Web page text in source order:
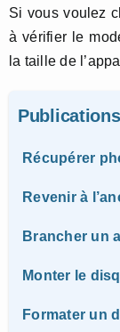
Si vous voulez
à vérifier le
la taille de
Récupérer
Revenir à
Brancher un
Monter le
Formater un